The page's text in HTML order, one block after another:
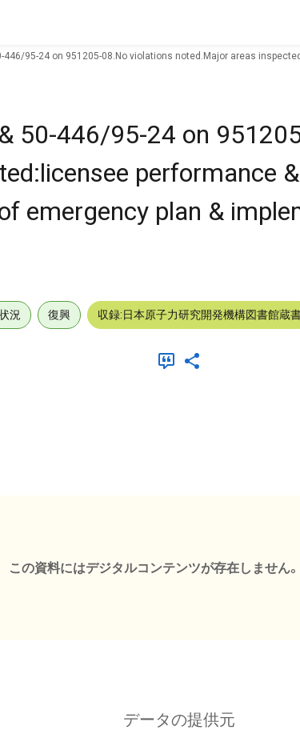
446/95-24 on 951205-08.No violations noted.Major areas
50-446/95-24 on
performance
emergency plan &
況 復興 収録:日本原子力研究開発機構図書館蔵
この資料にはデジタルコンテンツが存在しません。
データの提供元